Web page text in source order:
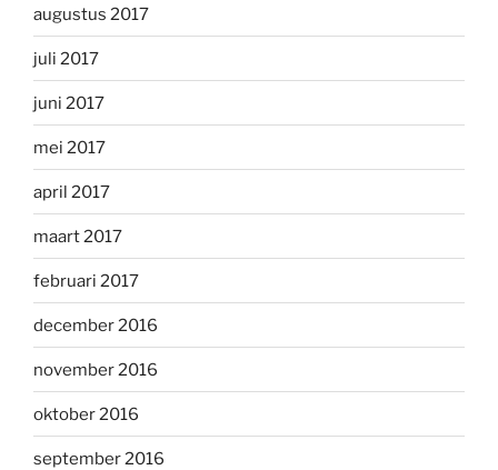
augustus 2017
juli 2017
juni 2017
mei 2017
april 2017
maart 2017
februari 2017
december 2016
november 2016
oktober 2016
september 2016